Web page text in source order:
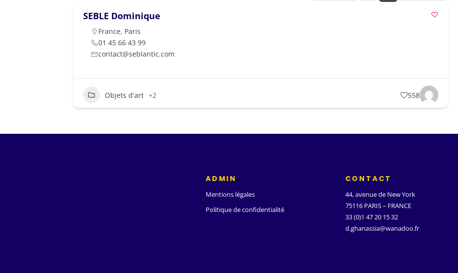
SEBLE Dominique
France, Paris
01 45 66 43 99
contact@seblantic.com
Objets d'art +2 558
ADMIN
Mentions légales
Politique de confidentialité
CONTACT
44, avenue de New York
75116 PARIS – FRANCE
33 (0)1 47 20 15 32
d.ghanassia@wanadoo.fr